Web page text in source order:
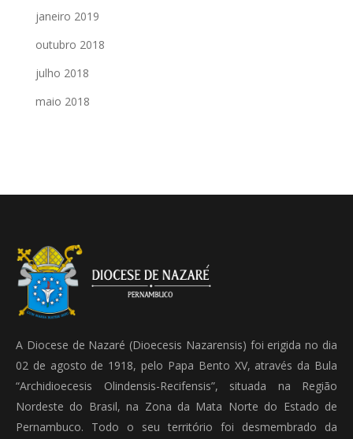
janeiro 2019
outubro 2018
julho 2018
maio 2018
A Diocese de Nazaré (Dioecesis Nazarensis) foi erigida no dia
02 de agosto de 1918, pelo Papa Bento XV, através da Bula
“Archidioecesis Olindensis-Recifensis”, situada na Região
Nordeste do Brasil, na Zona da Mata Norte do Estado de
Pernambuco. Todo o seu território foi desmembrado da